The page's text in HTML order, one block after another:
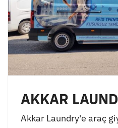
AKKAR
Akkar Laundry'e araç